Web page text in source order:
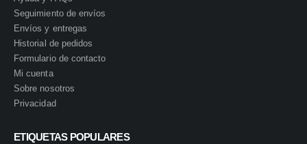
Seguimiento de envíos
Envíos y entregas
Historial de pedidos
Formulario de contacto
Mi cuenta
Sobre nosotros
Privacidad
ETIQUETAS POPULARES